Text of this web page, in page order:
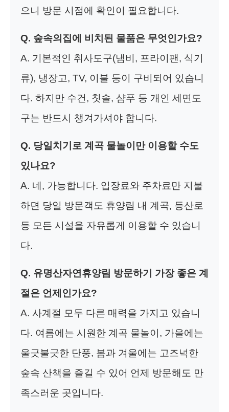
으니 방문 시점에 확인이 필요합니다.
Q. 숲속의집에 비치된 물품은 무엇인가요?
A. 기본적인 취사도구(냄비, 프라이팬, 식기
류), 냉장고, TV, 이불 등이 구비되어 있습니
다. 하지만 수건, 칫솔, 샴푸 등 개인 세면도
구는 반드시 챙겨가셔야 합니다.
Q. 당일치기로 계곡 물놀이만 이용할 수도
있나요?
A. 네, 가능합니다. 입장료와 주차료만 지불
하면 당일 방문객도 휴양림 내 계곡, 등산로
등 모든 시설을 자유롭게 이용할 수 있습니
다.
Q. 유명산자연휴양림 방문하기 가장 좋은 계
절은 언제인가요?
A. 사계절 모두 다른 매력을 가지고 있습니
다. 여름에는 시원한 계곡 물놀이, 가을에는
울긋불긋한 단풍, 봄과 겨울에는 고즈넉한
숲속 산책을 즐길 수 있어 언제 방문해도 만
족스러운 곳입니다.